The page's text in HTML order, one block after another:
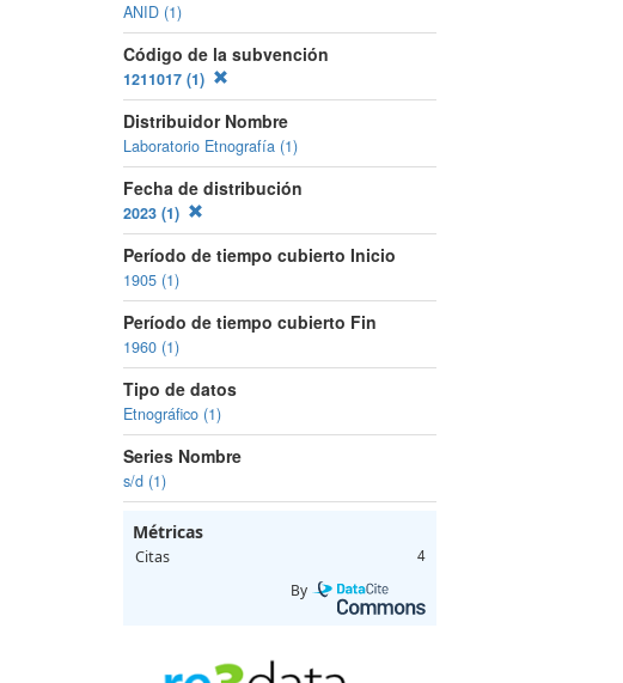
ANID (1)
Código de la subvención
1211017 (1)
Distribuidor Nombre
Laboratorio Etnografía (1)
Fecha de distribución
2023 (1)
Período de tiempo cubierto Inicio
1905 (1)
Período de tiempo cubierto Fin
1960 (1)
Tipo de datos
Etnográfico (1)
Series Nombre
s/d (1)
Métricas
Citas 4
By